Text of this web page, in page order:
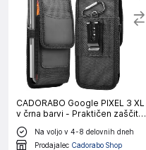
CADORABO Google PIXEL 3 XL
v črna barvi - Praktičen zaščitni
ovitek s karabinom Ovitek
ovitka z držalom za pisalo
Na voljo v 4-8 delovnih dneh
Prodajalec Cadorabo Shop